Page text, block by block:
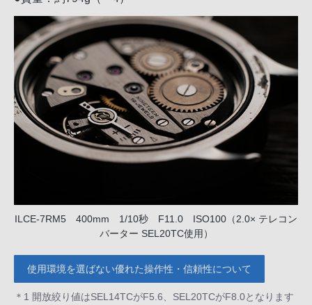
ILCE-7RM5 400mm 1/10秒 F11.0 ISO100（2.0× テレコン
バーター SEL20TC使用）
使用環境を選ばない優れた操作性・信頼性について
＊1 開放絞り値はSEL14TCがF5.6、SEL20TCがF8.0となります